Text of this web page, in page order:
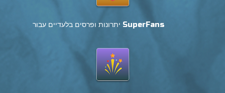
יתרונות ופרסים בלעדיים עבור SuperFans